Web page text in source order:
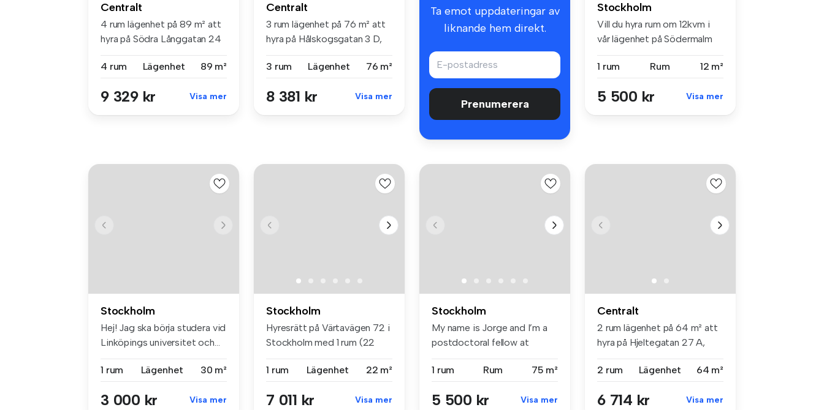
Centralt
4 rum lägenhet på 89 m² att
hyra på Södra Långgatan 24
4 rum
Lägenhet 89 m²
9 329 kr Visa mer
Centralt
3 rum lägenhet på 76 m² att
hyra på Hålskogsgatan 3 D,
3 rum
Lägenhet 76 m²
8 381 kr Visa mer
Ta emot uppdateringar av
liknande hem direkt.
Prenumerera
Stockholm
Vill du hyra rum om 12kvm i
vår lägenhet på Södermalm
1 rum
Rum 12 m²
5 500 kr Visa mer
Stockholm
Hej! Jag ska börja studera vid
Linköpings universitet och...
1 rum Lägenhet 30 m²
3 000 kr Visa mer
Stockholm
Hyresrätt på Värtavägen 72 i
Stockholm med 1 rum (22
1 rum
Lägenhet 22 m²
7 011 kr Visa mer
Stockholm
My name is Jorge and I’m a
postdoctoral fellow at
1 rum
Rum 75 m²
5 500 kr Visa mer
Centralt
2 rum lägenhet på 64 m² att
hyra på Hjeltegatan 27 A,
2 rum
Lägenhet 64 m²
6 714 kr Visa mer